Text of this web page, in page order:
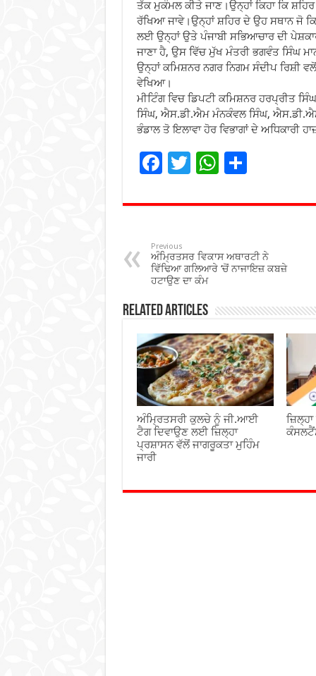
ਤੱਕ ਮੁਕੰਮਲ ਕੀਤੇ ਜਾਣ।ਉਨ੍ਹਾਂ ਕਿਹਾ ਕਿ
ਰੱਖਿਆ ਜਾਵੇ।ਉਨ੍ਹਾਂ ਸ਼ਹਿਰ ਦੇ ਉਹ ਸਥਾਨ ਜੋ
ਲਈ ਉਨ੍ਹਾਂ ਉਤੇ ਪੰਜਾਬੀ ਸਭਿਆਚਾਰ ਦੀ
ਜਾਣਾ ਹੈ, ਉਸ ਵਿੱਚ ਮੁੱਖ ਮੰਤਰੀ ਭਗਵੰਤ ਸਿੰਘ
ਉਨ੍ਹਾਂ ਕਮਿਸ਼ਨਰ ਨਗਰ ਨਿਗਮ ਸੰਦੀਪ ਰਿਸ਼ੀ
ਵੇਖਿਆ।
ਮੀਟਿੰਗ ਵਿਚ ਡਿਪਟੀ ਕਮਿਸ਼ਨਰ ਹਰਪ੍ਰੀਤ
ਸਿੰਘ, ਐਸ.ਡੀ.ਐਮ ਮੰਨਕੰਵਲ ਸਿੰਘ, ਐਸ.ਡੀ.ਐਮ
ਭੰਡਾਲ ਤੋ ਇਲਾਵਾ ਹੋਰ ਵਿਭਾਗਾਂ ਦੇ ਅਧਿਕਾਰੀ
F
e
o
o
k
T
tt
W
at
p
p
S
ar
Previous
ਅੰਮ੍ਰਿਤਸਰ ਵਿਕਾਸ ਅਥਾਰਟੀ ਨੇ
ਵਿੱਢਿਆ ਗਲਿਆਰੇ ‘ਚੋਂ ਨਾਜਾਇਜ਼ ਕਬਜ਼ੇ
ਹਟਾਉਣ ਦਾ ਕੰਮ
Related Articles
ਅੰਮ੍ਰਿਤਸਰੀ ਕੁਲਚੇ ਨੂੰ ਜੀ.ਆਈ
ਟੈਗ ਦਿਵਾਉਣ ਲਈ ਜ਼ਿਲ੍ਹਾ
ਪ੍ਰਸ਼ਾਸਨ ਵੱਲੋਂ ਜਾਗਰੂਕਤਾ ਮੁਹਿੰਮ
ਜਾਰੀ